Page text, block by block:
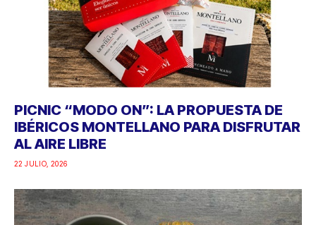
PICNIC “MODO ON”: LA PROPUESTA DE
IBÉRICOS MONTELLANO PARA DISFRUTAR
AL AIRE LIBRE
22 JULIO, 2026